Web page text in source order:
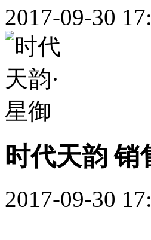
2017-09-30
时代天韵 销
2017-09-30